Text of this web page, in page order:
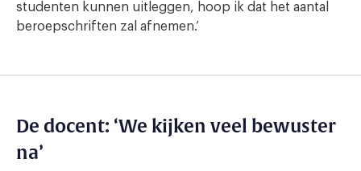
studenten kunnen uitleggen, hoop ik dat het aantal
beroepschriften zal afnemen.’
De docent: ‘We kijken veel bewuster
na’